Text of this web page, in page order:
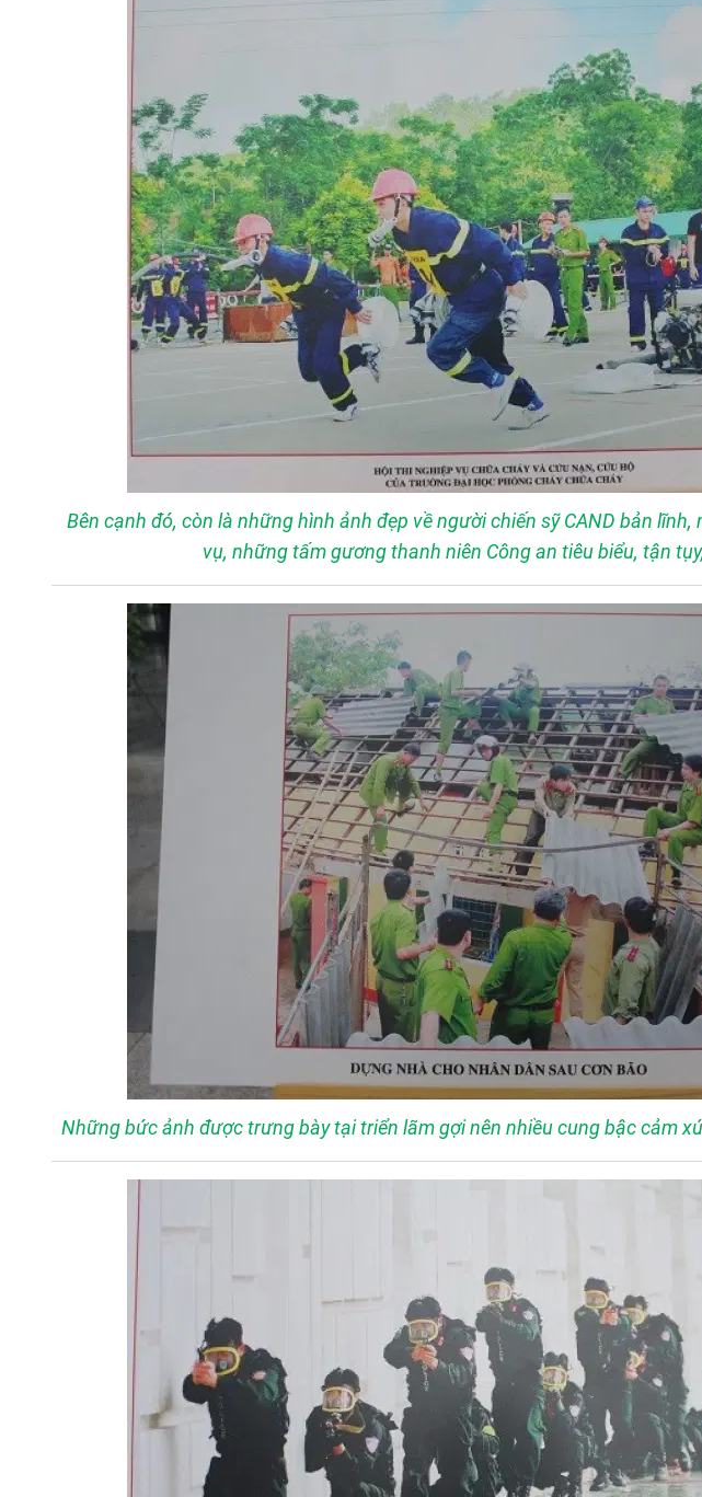
Bên cạnh đó, còn là những hình ảnh đẹp về người chiến sỹ CAND bản
vụ, những tấm gương thanh niên Công an tiêu biểu, tận
Những bức ảnh được trưng bày tại triển lãm gợi nên nhiều cung bậc cảm